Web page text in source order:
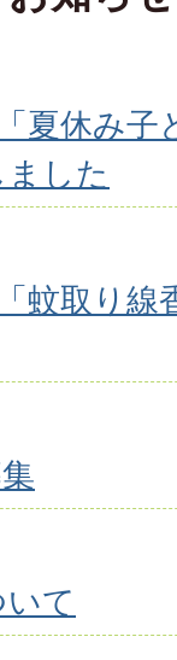
夏休み子
した
蚊取り
て